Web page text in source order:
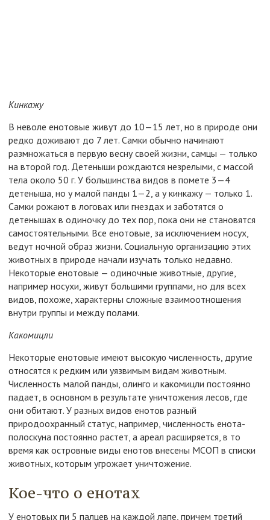
Кинкажу
В неволе енотовые живут до 10—15 лет, но в природе они
редко доживают до 7 лет. Самки обычно начинают
размножаться в первую весну своей жизни, самцы — только
на второй год. Детеныши рождаются незрелыми, с массой
тела около 50 г. У большинства видов в помете 3—4
детеныша, но у малой панды 1—2, а у кинкажу — только 1.
Самки рожают в логовах или гнездах и заботятся о
детенышах в одиночку до тех пор, пока они не становятся
самостоятельными. Все енотовые, за исключением носух,
ведут ночной образ жизни. Социальную организацию этих
животных в природе начали изучать только недавно.
Некоторые енотовые — одиночные животные, другие,
например носухи, живут большими группами, но для всех
видов, похоже, характерны сложные взаимоотношения
внутри группы и между полами.
Какомицли
Некоторые енотовые имеют высокую численность, другие
относятся к редким или уязвимым видам животным.
Численность малой панды, олинго и какомицли постоянно
падает, в основном в результате уничтожения лесов, где
они обитают. У разных видов енотов разный
природоохранный статус, например, численность енота-
полоскуна постоянно растет, а ареал расширяется, в то
время как островные виды енотов внесены MCOП в списки
животных, которым угрожает уничтожение.
Кое-что о енотах
У енотовых пи 5 палцев на каждой лапе, причем третий